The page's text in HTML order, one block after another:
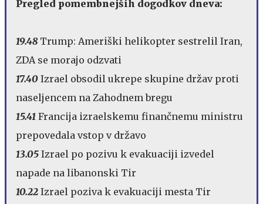
Pregled pomembnejših dogodkov dneva:
19.48 Trump: Ameriški helikopter sestrelil Iran,
ZDA se morajo odzvati
17.40 Izrael obsodil ukrepe skupine držav proti
naseljencem na Zahodnem bregu
15.41 Francija izraelskemu finančnemu ministru
prepovedala vstop v državo
13.05 Izrael po pozivu k evakuaciji izvedel
napade na libanonski Tir
10.22 Izrael poziva k evakuaciji mesta Tir